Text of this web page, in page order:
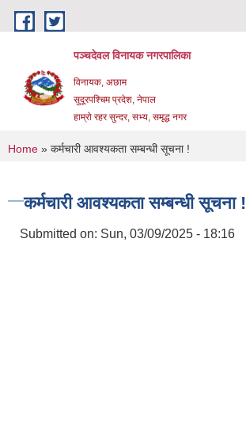
Skip to main content
पञ्चदेवल विनायक नगरपालिका
विनायक, अछाम
सुदूरपश्चिम प्रदेश, नेपाल
हाम्रो रहर सुन्दर, सभ्य, समृद्ध नगर
You are here
Home » कर्मचारी आवश्यकता सम्बन्धी सूचना !
कर्मचारी आवश्यकता सम्बन्धी सूचना !
Submitted on: Sun, 03/09/2025 - 18:16